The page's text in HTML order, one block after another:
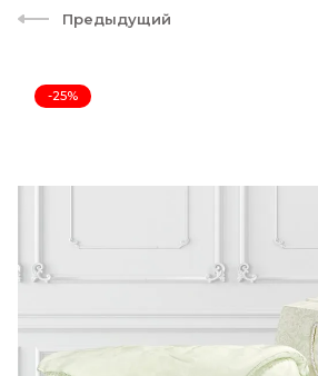
Предыдущий
-25%